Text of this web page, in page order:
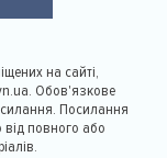
на сайті,
Обов'язкове
Посилання
повного або